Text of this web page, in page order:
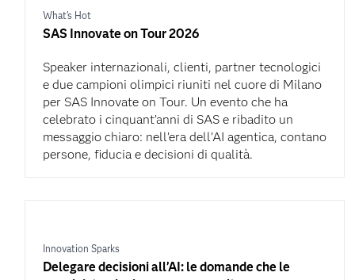
What's Hot
SAS Innovate on Tour 2026
Speaker internazionali, clienti, partner tecnologici
e due campioni olimpici riuniti nel cuore di Milano
per SAS Innovate on Tour. Un evento che ha
celebrato i cinquant’anni di SAS e ribadito un
messaggio chiaro: nell’era dell’AI agentica, contano
persone, fiducia e decisioni di qualità.
Innovation Sparks
Delegare decisioni all’AI: le domande che le